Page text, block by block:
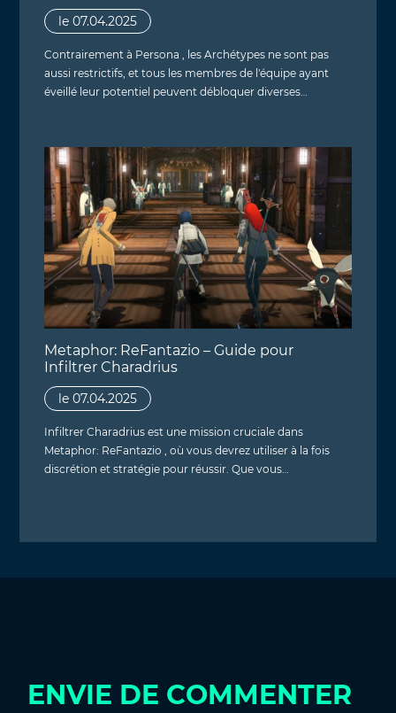
le 07.04.2025
Contrairement à Persona , les Archétypes ne sont pas
aussi restrictifs, et tous les membres de l'équipe ayant
éveillé leur potentiel peuvent débloquer diverses…
Metaphor: ReFantazio – Guide pour
Infiltrer Charadrius
le 07.04.2025
Infiltrer Charadrius est une mission cruciale dans
Metaphor: ReFantazio , où vous devrez utiliser à la fois
discrétion et stratégie pour réussir. Que vous…
ENVIE DE COMMENTER